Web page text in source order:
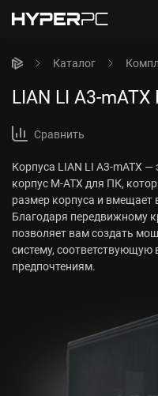
Каталог
LIAN LI A3-mATX
Сравнить
Корпуса LIAN LI A3-mATX
корпус M-ATX для ПК,
размер корпуса и
Благодаря передвижному
позволяет вам создать
систему,
предпочтениям.